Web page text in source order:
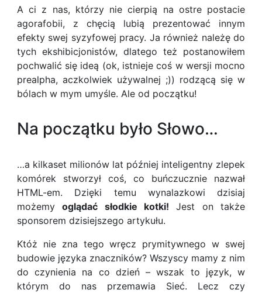
A ci z nas, którzy nie cierpią na ostre postacie
agorafobii, z chęcią lubią prezentować innym
efekty swej syzyfowej pracy. Ja również należę do
tych ekshibicjonistów, dlatego też postanowiłem
pochwalić się ideą (ok, istnieje coś w wersji mocno
prealpha, aczkolwiek używalnej ;)) rodzącą się w
bólach w mym umyśle. Ale od początku!
Na początku było Słowo…
…a kilkaset milionów lat później inteligentny zlepek
komórek stworzył coś, co buńczucznie nazwał
HTML-em. Dzięki temu wynalazkowi dzisiaj
możemyoglądać słodkie kotki! Jest on także
sponsorem dzisiejszego artykułu.
Któż nie zna tego wręcz prymitywnego w swej
budowie języka znaczników? Wszyscy mamy z nim
do czynienia na co dzień – wszak to język, w
którym do nas przemawia Sieć. Lecz czy